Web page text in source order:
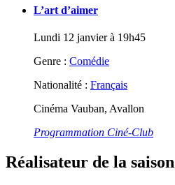
L’art d’aimer
Lundi 12 janvier à 19h45
Genre : Comédie
Nationalité : Français
Cinéma Vauban, Avallon
Programmation Ciné-Club
Réalisateur de la saison